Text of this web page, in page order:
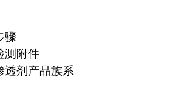
骤
测附件
透剂产品族系